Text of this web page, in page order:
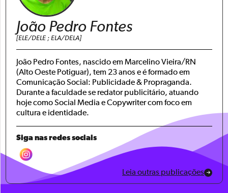
João Pedro Fontes
[ELE/DELE ; ELA/DELA]
João Pedro Fontes, nascido em Marcelino Vieira/RN
(Alto Oeste Potiguar), tem 23 anos e é formado em
Comunicação Social: Publicidade & Propraganda.
Durante a faculdade se redator publicitário, atuando
hoje como Social Media e Copywriter com foco em
cultura e identidade.
Siga nas redes sociais
Leia outras publicações